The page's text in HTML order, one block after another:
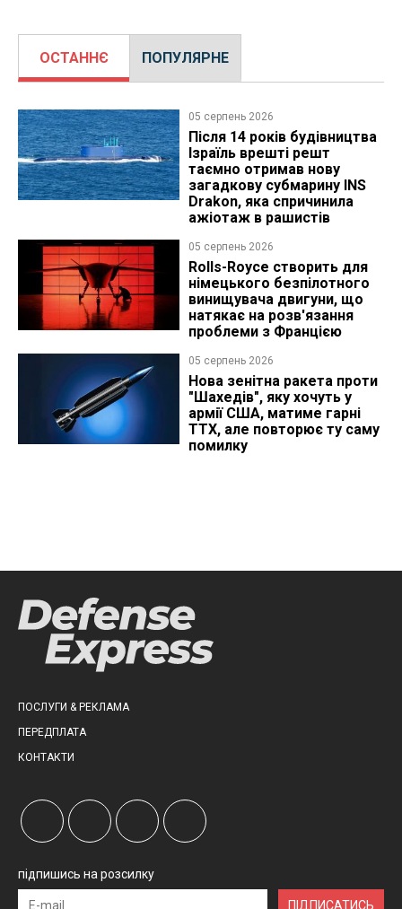
ОСТАННЄ ПОПУЛЯРНЕ
05 серпень 2026
Після 14 років будівництва
Ізраїль врешті решт
таємно отримав нову
загадкову субмарину INS
Drakon, яка спричинила
ажіотаж в рашистів
05 серпень 2026
Rolls-Royce створить для
німецького безпілотного
винищувача двигуни, що
натякає на розв'язання
проблеми з Францією
05 серпень 2026
Нова зенітна ракета проти
"Шахедів", яку хочуть у
армії США, матиме гарні
ТТХ, але повторює ту саму
помилку
ПОСЛУГИ & РЕКЛАМА
ПЕРЕДПЛАТА
КОНТАКТИ
підпишись на розсилку
ПІДПИСАТИСЬ